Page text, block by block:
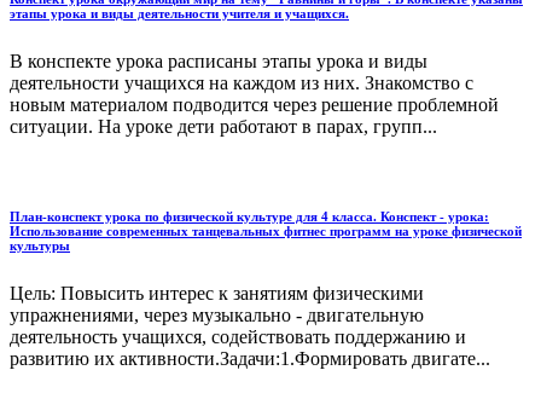
этапы урока и виды деятельности учителя и учащихся.
В конспекте урока расписаны этапы урока и виды
деятельности учащихся на каждом из них. Знакомство с
новым материалом подводится через решение проблемной
ситуации. На уроке дети работают в парах, групп...
План-конспект урока по физической культуре для 4 класса. Конспект - урока:
Использование современных танцевальных фитнес программ на уроке физической
культуры
Цель: Повысить интерес к занятиям физическими
упражнениями, через музыкально - двигательную
деятельность учащихся, содействовать поддержанию и
развитию их активности.Задачи:1.Формировать двигате...